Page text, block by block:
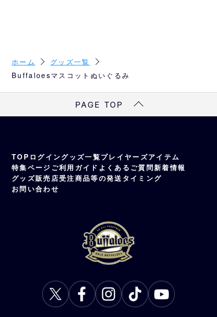
ホーム
グッズ一覧
Buffaloesマスコットぬいぐるみ
PAGE TOP
TOP ログイングッズ一覧プレイヤーズアイテム
特集ページ ご利用ガイド よくあるご質問新着情報
グッズ販売店受注商品等の発送タイミング
お問い合わせ